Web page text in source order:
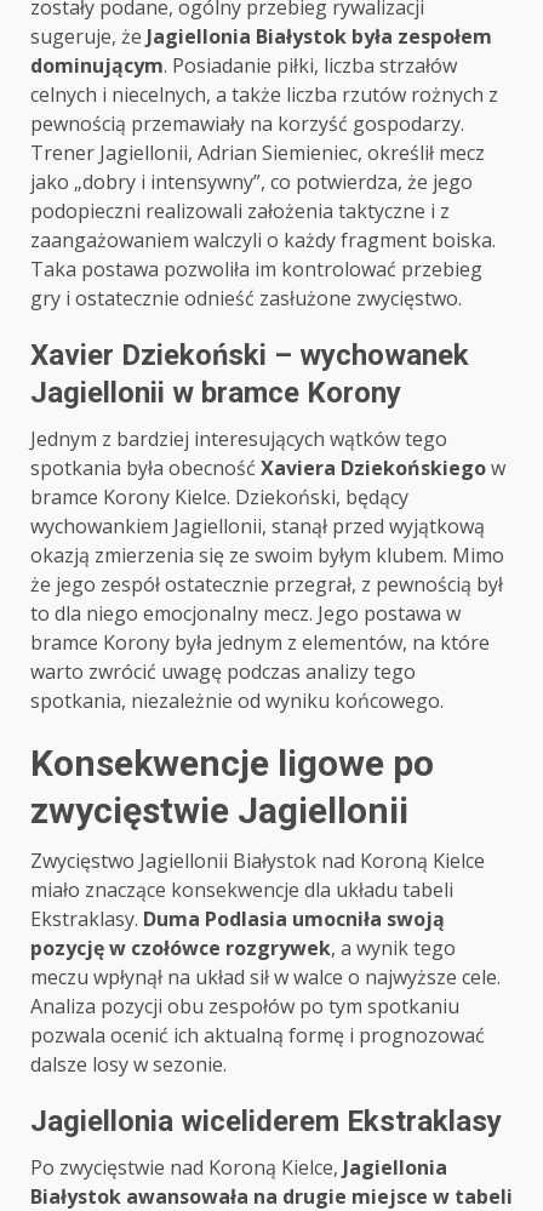
zostały podane, ogólny przebieg rywalizacji
sugeruje, że Jagiellonia Białystok była zespołem
dominującym. Posiadanie piłki, liczba strzałów
celnych i niecelnych, a także liczba rzutów rożnych z
pewnością przemawiały na korzyść gospodarzy.
Trener Jagiellonii, Adrian Siemieniec, określił mecz
jako „dobry i intensywny”, co potwierdza, że jego
podopieczni realizowali założenia taktyczne i z
zaangażowaniem walczyli o każdy fragment boiska.
Taka postawa pozwoliła im kontrolować przebieg
gry i ostatecznie odnieść zasłużone zwycięstwo.
Xavier Dziekoński – wychowanek
Jagiellonii w bramce Korony
Jednym z bardziej interesujących wątków tego
spotkania była obecność Xaviera Dziekońskiegow
bramce Korony Kielce. Dziekoński, będący
wychowankiem Jagiellonii, stanął przed wyjątkową
okazją zmierzenia się ze swoim byłym klubem. Mimo
że jego zespół ostatecznie przegrał, z pewnością był
to dla niego emocjonalny mecz. Jego postawa w
bramce Korony była jednym z elementów, na które
warto zwrócić uwagę podczas analizy tego
spotkania, niezależnie od wyniku końcowego.
Konsekwencje ligowe po
zwycięstwie Jagiellonii
Zwycięstwo Jagiellonii Białystok nad Koroną Kielce
miało znaczące konsekwencje dla układu tabeli
Ekstraklasy. Duma Podlasia umocniła swoją
pozycję w czołówce rozgrywek, a wynik tego
meczu wpłynął na układ sił w walce o najwyższe cele.
Analiza pozycji obu zespołów po tym spotkaniu
pozwala ocenić ich aktualną formę i prognozować
dalsze losy w sezonie.
Jagiellonia wiceliderem Ekstraklasy
Po zwycięstwie nad Koroną Kielce, Jagiellonia
Białystok awansowała na drugie miejsce w tabeli